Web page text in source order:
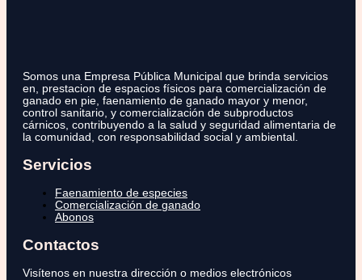
Somos una Empresa Pública Municipal que brinda servicios
en, prestacion de espacios físicos para comercialización de
ganado en pie, faenamiento de ganado mayor y menor,
control sanitario, y comercialización de subproductos
cárnicos, contribuyendo a la salud y seguridad alimentaria de
la comunidad, con responsabilidad social y ambiental.
Servicios
Faenamiento de especies
Comercialización de ganado
Abonos
Contactos
Visítenos en nuestra dirección o medios electrónicos